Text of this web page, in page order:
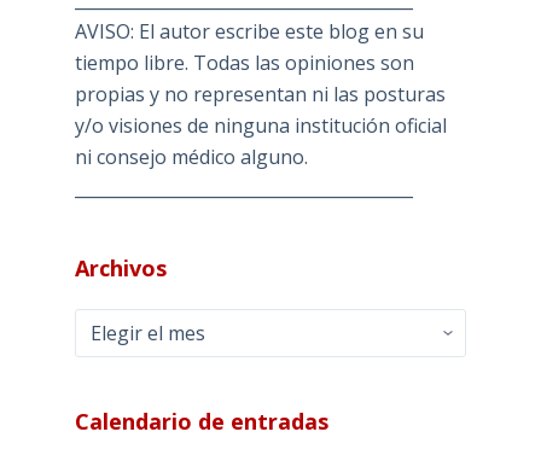
AVISO: El autor escribe este blog en su
tiempo libre. Todas las opiniones son
propias y no representan ni las posturas
y/o visiones de ninguna institución oficial
ni consejo médico alguno.
Archivos
Archivos
Calendario de entradas